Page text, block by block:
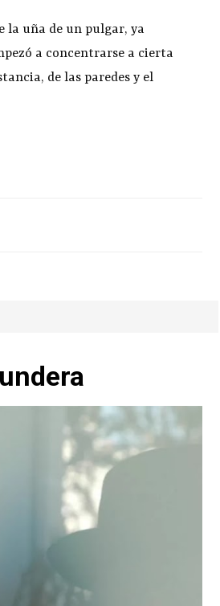
la uña de un pulgar, ya
a concentrarse a cierta
de las paredes y el